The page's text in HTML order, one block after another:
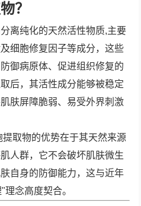
？
离纯化的天然活性物质,主要
细胞修复因子等成分，这些
御病原体、促进组织修复的
后，其活性成分能够被稳定
肤屏障脆弱、易受外界刺激
取物的优势在于其天然来源
人群，它不会破坏肌肤微生
自身的防御能力，这与近年
念高度契合。